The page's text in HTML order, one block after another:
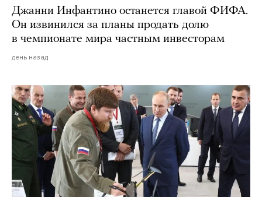
Джанни Инфантино останется главой ФИФА.
Он извинился за планы продать долю
в чемпионате мира частным инвесторам
день назад